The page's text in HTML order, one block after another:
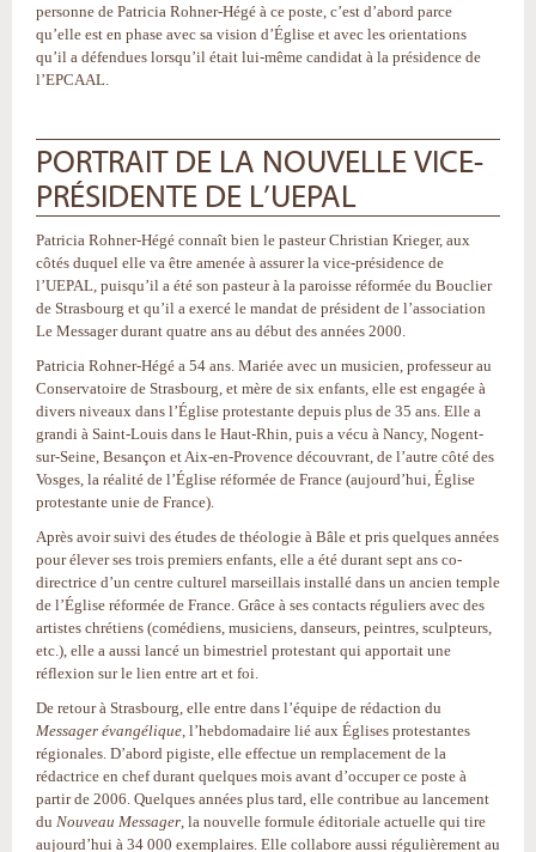
personne de Patricia Rohner-Hégé à ce poste, c’est d’abord parce
qu’elle est en phase avec sa vision d’Église et avec les orientations
qu’il a défendues lorsqu’il était lui-même candidat à la présidence de
l’EPCAAL.
PORTRAIT DE LA NOUVELLE VICE-
PRÉSIDENTE DE L’UEPAL
Patricia Rohner-Hégé connaît bien le pasteur Christian Krieger, aux
côtés duquel elle va être amenée à assurer la vice-présidence de
l’UEPAL, puisqu’il a été son pasteur à la paroisse réformée du Bouclier
de Strasbourg et qu’il a exercé le mandat de président de l’association
Le Messager durant quatre ans au début des années 2000.
Patricia Rohner-Hégé a 54 ans. Mariée avec un musicien, professeur au
Conservatoire de Strasbourg, et mère de six enfants, elle est engagée à
divers niveaux dans l’Église protestante depuis plus de 35 ans. Elle a
grandi à Saint-Louis dans le Haut-Rhin, puis a vécu à Nancy, Nogent-
sur-Seine, Besançon et Aix-en-Provence découvrant, de l’autre côté des
Vosges, la réalité de l’Église réformée de France (aujourd’hui, Église
protestante unie de France).
Après avoir suivi des études de théologie à Bâle et pris quelques années
pour élever ses trois premiers enfants, elle a été durant sept ans co-
directrice d’un centre culturel marseillais installé dans un ancien temple
de l’Église réformée de France. Grâce à ses contacts réguliers avec des
artistes chrétiens (comédiens, musiciens, danseurs, peintres, sculpteurs,
etc.), elle a aussi lancé un bimestriel protestant qui apportait une
réflexion sur le lien entre art et foi.
De retour à Strasbourg, elle entre dans l’équipe de rédaction du
Messager évangélique, l’hebdomadaire lié aux Églises protestantes
régionales. D’abord pigiste, elle effectue un remplacement de la
rédactrice en chef durant quelques mois avant d’occuper ce poste à
partir de 2006. Quelques années plus tard, elle contribue au lancement
du Nouveau Messager, la nouvelle formule éditoriale actuelle qui tire
aujourd’hui à 34 000 exemplaires. Elle collabore aussi régulièrement au